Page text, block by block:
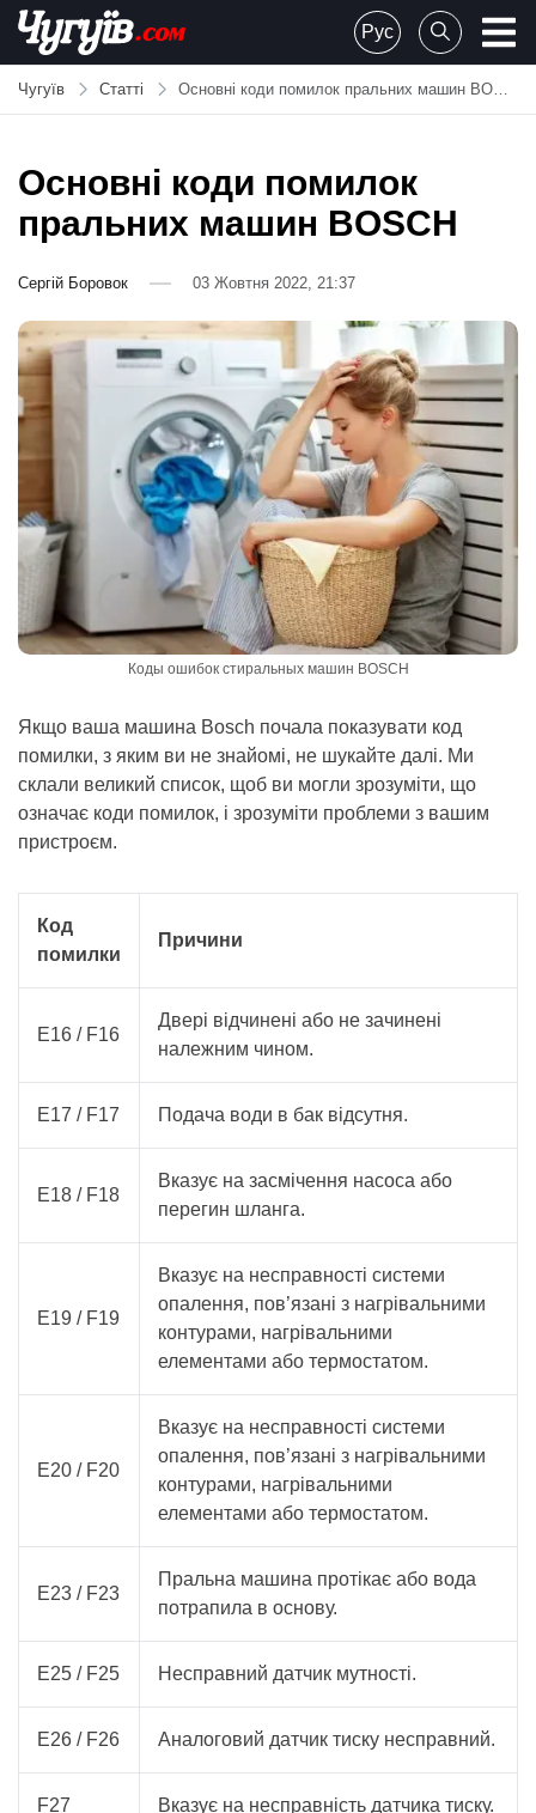
Skip
content
Chuguiv
Рус
Чугуїв Статті Основні коди помилок пральних машин BOSCH
Основні коди помилок
пральних машин BOSCH
Сергій Боровок 03 Жовтня 2022, 21:37
Коды ошибок стиральных машин BOSCH
Якщо ваша машина Bosch почала показувати код
помилки, з яким ви не знайомі, не шукайте далі. Ми
склали великий список, щоб ви могли зрозуміти, що
означає коди помилок, і зрозуміти проблеми з вашим
пристроєм.
Код
помилки
Причини
E16 / F16
Двері відчинені або не зачинені
належним чином.
E17 / F17 Подача води в бак відсутня.
E18 / F18
Вказує на засмічення насоса або
перегин шланга.
E19 / F19
Вказує на несправності системи
опалення, пов’язані з нагрівальними
контурами, нагрівальними
елементами або термостатом.
E20 / F20
Вказує на несправності системи
опалення, пов’язані з нагрівальними
контурами, нагрівальними
елементами або термостатом.
E23 / F23
Пральна машина протікає або вода
потрапила в основу.
E25 / F25 Несправний датчик мутності.
E26 / F26 Аналоговий датчик тиску несправний.
F27 Вказує на несправність датчика тиску.